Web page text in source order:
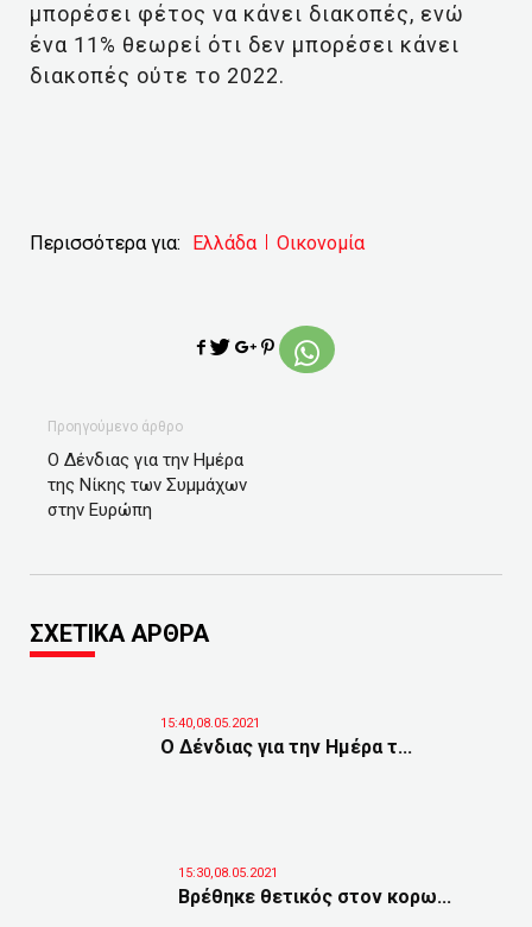
μπορέσει φέτος να κάνει διακοπές, ενώ
ένα 11% θεωρεί ότι δεν μπορέσει κάνει
διακοπές ούτε το 2022.
Περισσότερα για: Ελλάδα Οικονομία
Προηγούμενο άρθρο
Ο Δένδιας για την Ημέρα
της Νίκης των Συμμάχων
στην Ευρώπη
ΣΧΕΤΙΚΑ ΑΡΘΡΑ
15:40,08.05.2021
Ο Δένδιας για την Ημέρα τ...
15:30,08.05.2021
Βρέθηκε θετικός στον κορω...